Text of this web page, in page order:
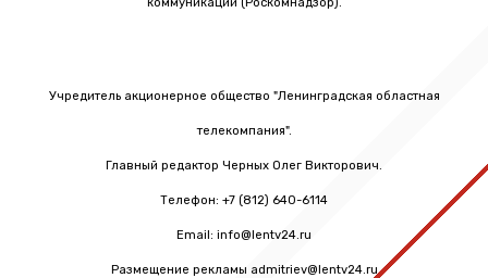
коммуникаций (Роскомнадзор).
Учредитель акционерное общество "Ленинградская областная
телекомпания".
Главный редактор Черных Олег Викторович.
Телефон: +7 (812) 640-6114
Email: info@lentv24.ru
Размещение рекламы admitriev@lentv24.ru